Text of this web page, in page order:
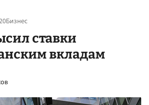
Бизнес
ставки
вкладам